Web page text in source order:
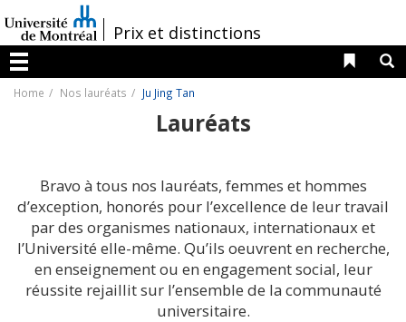
au
contenu
/Prix et distinctions
Menu
Liens
Home Nos lauréats Ju Jing Tan
Lauréats
Bravo à tous nos lauréats, femmes et hommes
d’exception, honorés pour l’excellence de leur travail
par des organismes nationaux, internationaux et
l’Université elle-même. Qu’ils oeuvrent en recherche,
en enseignement ou en engagement social, leur
réussite rejaillit sur l’ensemble de la communauté
universitaire.